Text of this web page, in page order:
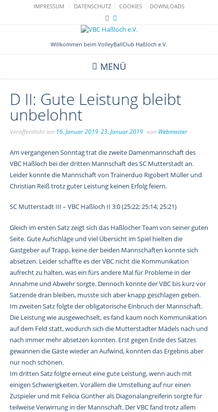
IMPRESSUM DATENSCHUTZ COOKIES DOWNLOADS
Willkommen beim VolleyBallClub Haßloch e.V.
MENÜ
D II: Gute Leistung bleibt
unbelohnt
Veröffentlicht am 16. Januar 2019 23. Januar 2019 von Webmaster
Am vergangenen Sonntag trat die zweite Damenmannschaft des
VBC Haßloch bei der dritten Mannschaft des SC Mutterstadt an.
Leider konnte die Mannschaft von Trainerduo Rigobert Müller und
Christian Reiß trotz guter Leistung keinen Erfolg feiern.
SC Mutterstadt III – VBC Haßloch II 3:0 (25:22; 25:14; 25:21)
Gleich im ersten Satz zeigt sich das Haßlocher Team von seiner guten
Seite. Gute Aufschläge und viel Übersicht im Spiel hielten die
Gastgeber auf Trapp, keine der beiden Mannschaften konnte sich
absetzen. Leider schaffte es der VBC nicht die Kommunikation
aufrecht zu halten, was ein fürs andere Mal für Probleme in der
Annahme und Abwehr sorgte. Dennoch konnte der VBC bis kurz vor
Satzende dran bleiben, musste sich aber knapp geschlagen geben.
Im zweiten Satz folgte der obligatorische Einbruch der Mannschaft.
Die Leistung wie ausgewechselt, es fand kaum noch Kommunikation
auf dem Feld statt, wodurch sich die Mutterstadter Mädels nach und
nach immer mehr absetzen konnten. Erst gegen Ende des Satzes
gewannen die Gäste wieder an Aufwind, konnten das Ergebnis aber
nur noch schönen.
Im dritten Satz folgte erneut eine gute Leistung, wenn auch mit
einigen Schwierigkeiten. Vorallem die Umstellung auf nur einen
Zuspieler und mit Felicia Günther als Diagonalangreiferin sorgte für
teilweise Verwirrung in der Mannschaft. Der VBC fand trotz allem